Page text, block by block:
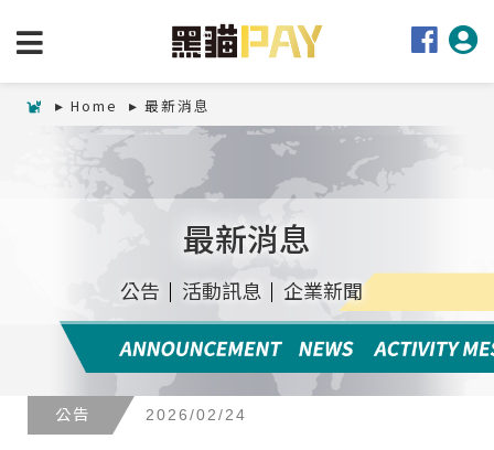
Home 最新消息
最新消息
公告 活動訊息 企業新聞
公告 2026/02/24